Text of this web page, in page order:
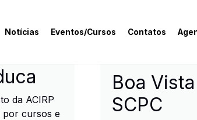
Notícias Eventos/Cursos Contatos
e Industrial
da ACIRP
por cursos e
Boa Vista
SCPC